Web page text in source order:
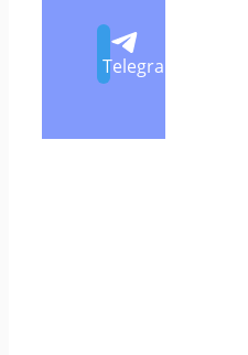
Telegram